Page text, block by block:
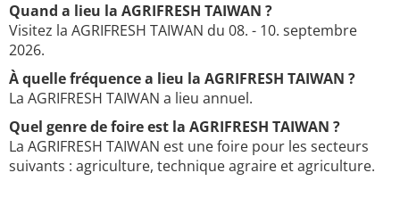
Quand a lieu la AGRIFRESH TAIWAN ?
Visitez la AGRIFRESH TAIWAN du 08. - 10. septembre
2026.
À quelle fréquence a lieu la AGRIFRESH TAIWAN ?
La AGRIFRESH TAIWAN a lieu annuel.
Quel genre de foire est la AGRIFRESH TAIWAN ?
La AGRIFRESH TAIWAN est une foire pour les secteurs
suivants : agriculture, technique agraire et agriculture.